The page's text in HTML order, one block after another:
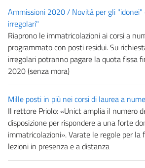
Ammissioni 2020 / Novità per gli
irregolari"
Riaprono le immatricolazioni ai corsi a
programmato con posti residui. Su
irregolari potranno pagare la quota fissa
2020 (senza mora)
Mille posti in più nei corsi di laurea a
Il rettore Priolo: «Unict amplia il numero
disposizione per rispondere a una forte
immatricolazioni». Varate le regole per la
lezioni in presenza e a distanza